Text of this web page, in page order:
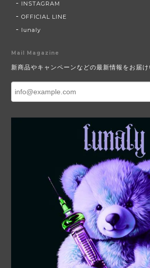
INSTAGRAM
OFFICIAL LINE
lunaly
Mail Magazine
新商品やキャンペーンなどの最新情報をお届け